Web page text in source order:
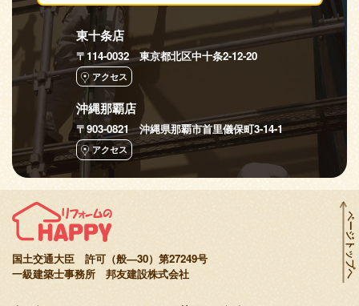
東十条店
〒114-0032 東京都北区中十条2-12-20
アクセス
沖縄那覇店
〒903-0821 沖縄県那覇市首里儀保町3-14-1
アクセス
国土交通大臣 許可（般—30）第27249号
一級建築士事務所 邦友建設株式会社
ページトップへ